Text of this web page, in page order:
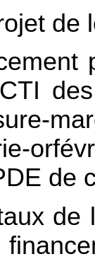
de
de
de